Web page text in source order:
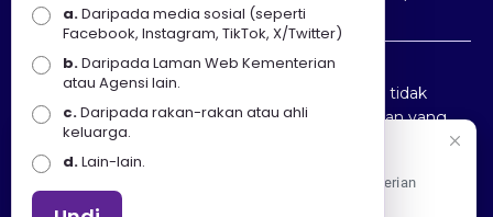
Penafian : Kerajaan Malaysia dan Kementerian
Pelancongan Seni dan Budaya (MOTAC) adalah tidak
bertanggungjawab atas kehilangan atau kerugian yang
disebabkan oleh penggunaan mana-mana maklumat
yang diperolehi dari portal ini.
a.Daripada media sosial (seperti
Facebook, Instagram, TikTok, X/Twitter)
b.Daripada Laman Web Kementerian
atau Agensi lain.
c.Daripada rakan-rakan atau ahli
keluarga.
d.Lain-lain.
Apa Khabar! Selamat datang ke Portal Rasmi Kementerian
Pelancongan, Seni dan Budaya